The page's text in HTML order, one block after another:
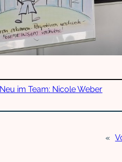
Neu im Team: Nicole Weber
«